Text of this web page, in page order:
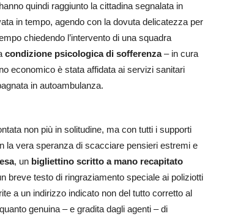
quindi raggiunto la cittadina segnalata in
in tempo, agendo con la dovuta delicatezza per
chiedendo l’intervento di una squadra
condizione psicologica di sofferenza– in cura
economico è stata affidata ai servizi sanitari
in autoambulanza.
non più in solitudine, ma con tutti i supporti
la vera speranza di scacciare pensieri estremi e
, un bigliettino scritto a mano recapitato
breve testo di ringraziamento speciale ai poliziotti
a un indirizzo indicato non del tutto corretto al
genuina – e gradita dagli agenti – di